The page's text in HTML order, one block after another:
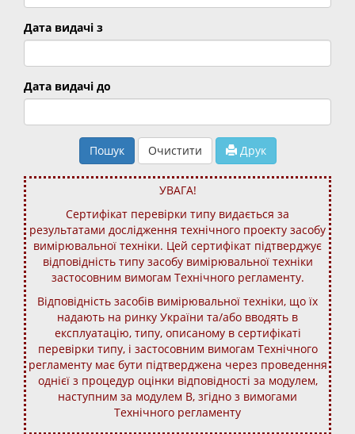
Дата видачі з
Дата видачі до
Пошук Очистити Друк
УВАГА!
Сертифікат перевірки типу видається за
результатами дослідження технічного проекту засобу
вимірювальної техніки. Цей сертифікат підтверджує
відповідність типу засобу вимірювальної техніки
застосовним вимогам Технічного регламенту.
Відповідність засобів вимірювальної техніки, що їх
надають на ринку України та/або вводять в
експлуатацію, типу, описаному в сертифікаті
перевірки типу, і застосовним вимогам Технічного
регламенту має бути підтверджена через проведення
однієї з процедур оцінки відповідності за модулем,
наступним за модулем В, згідно з вимогами
Технічного регламенту